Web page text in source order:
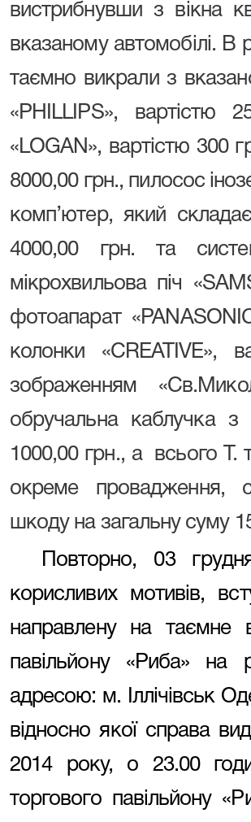
вистрибнувши з вікна
вказаному автомобілі. В
таємно викрали з
«PHILLIPS», вартістю
«LOGAN», вартістю 300
8000,00 грн., пилосос
комп’ютер, який
4000,00 грн. та
мікрохвильова піч
фотоапарат
колонки «CREATIVE»,
зображенням
обручальна каблучка
1000,00 грн., а всього Т.
окреме провадження,
шкоду на загальну суму
Повторно, 03
корисливих мотивів,
направлену на таємне
павільйону «Риба» на
адресою: м. Іллічівськ
відносно якої справа
2014 року, о 23.00
торгового павільйону